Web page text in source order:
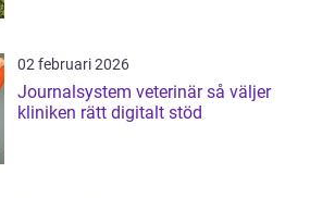
02 februari 2026
Journalsystem veterinär så väljer
kliniken rätt digitalt stöd